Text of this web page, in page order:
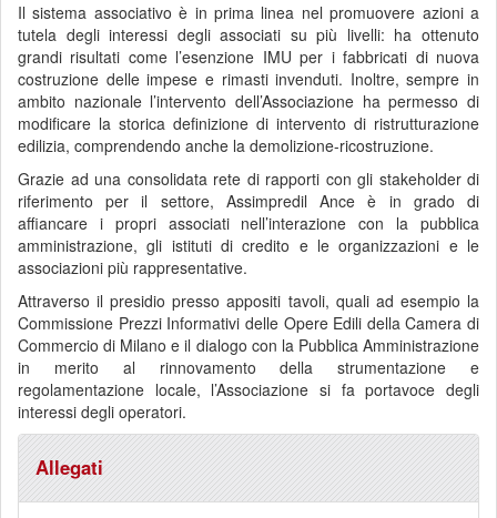
Il sistema associativo è in prima linea nel promuovere azioni a
tutela degli interessi degli associati su più livelli: ha ottenuto
grandi risultati come l’esenzione IMU per i fabbricati di nuova
costruzione delle impese e rimasti invenduti. Inoltre, sempre in
ambito nazionale l’intervento dell’Associazione ha permesso di
modificare la storica definizione di intervento di ristrutturazione
edilizia, comprendendo anche la demolizione-ricostruzione.
Grazie ad una consolidata rete di rapporti con gli stakeholder di
riferimento per il settore, Assimpredil Ance è in grado di
affiancare i propri associati nell’interazione con la pubblica
amministrazione, gli istituti di credito e le organizzazioni e le
associazioni più rappresentative.
Attraverso il presidio presso appositi tavoli, quali ad esempio la
Commissione Prezzi Informativi delle Opere Edili della Camera di
Commercio di Milano e il dialogo con la Pubblica Amministrazione
in merito al rinnovamento della strumentazione e
regolamentazione locale, l’Associazione si fa portavoce degli
interessi degli operatori.
Allegati